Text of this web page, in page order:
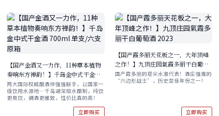
【国产金酒又一力作，11种草本植物
奏响东方禅韵！】千岛金中式干金酒
700ml 单支/六支原箱
两大国际权威酿酒师强强联手，以国家一
级饮用水源地—千岛湖深层水酿制，纯饮
更易饮，调酒更雅致，性价比真的高！
立即购买
【国产霞多丽天花板之一，大年顶峰
之作！】九顶庄园氣霞多丽干白葡萄
酒 2023
国产霞多丽的塔尖水准代表！酒庄强推的
​​“六边形战士”，历史至佳年份之一！
立即购买